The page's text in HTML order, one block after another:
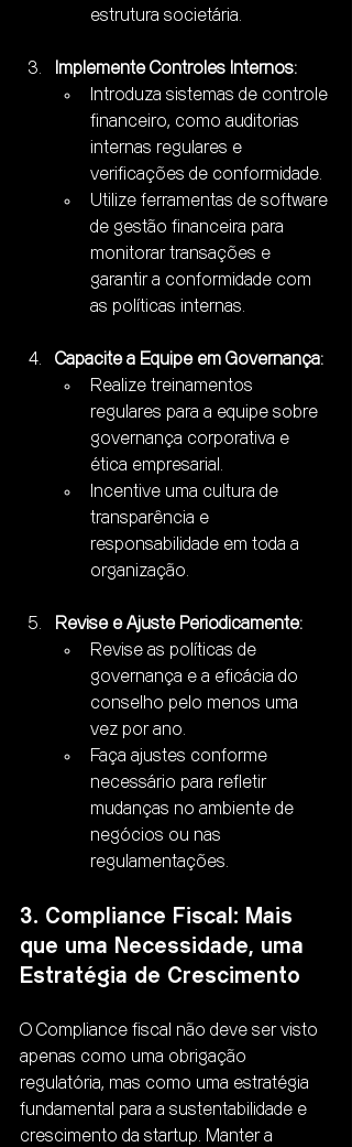
estrutura societária.
Implemente Controles Internos:
Introduza sistemas de controle
financeiro, como auditorias
internas regulares e
verificações de conformidade.
Utilize ferramentas de software
de gestão financeira para
monitorar transações e
garantir a conformidade com
as políticas internas.
Capacite a Equipe em Governança:
Realize treinamentos
regulares para a equipe sobre
governança corporativa e
ética empresarial.
Incentive uma cultura de
transparência e
responsabilidade em toda a
organização.
Revise e Ajuste Periodicamente:
Revise as políticas de
governança e a eficácia do
conselho pelo menos uma
vez por ano.
Faça ajustes conforme
necessário para refletir
mudanças no ambiente de
negócios ou nas
regulamentações.
3. Compliance Fiscal: Mais
que uma Necessidade, uma
Estratégia de Crescimento
O Compliance fiscal não deve ser visto
apenas como uma obrigação
regulatória, mas como uma estratégia
fundamental para a sustentabilidade e
crescimento da startup. Manter a